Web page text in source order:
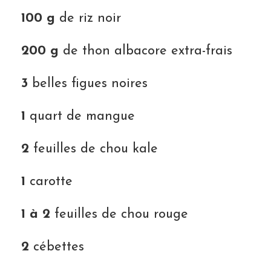
100 g de riz noir
200 g de thon albacore extra-frais
3 belles figues noires
1 quart de mangue
2 feuilles de chou kale
1 carotte
1 à 2 feuilles de chou rouge
2 cébettes